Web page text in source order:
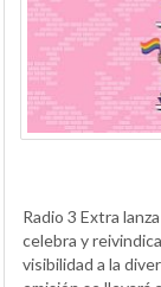
Radio 3 Extra
celebra y
visibilidad a la